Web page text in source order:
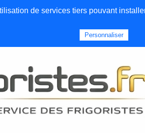
Emploi
de services tiers pouvant
Personnaliser